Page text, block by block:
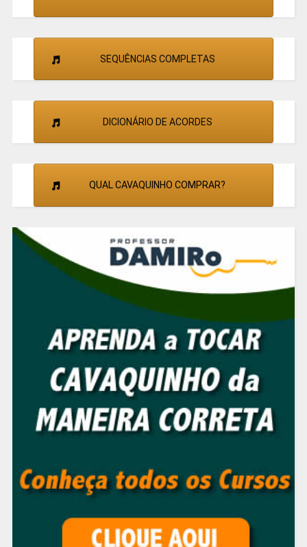
SEQUÊNCIAS COMPLETAS
DICIONÁRIO DE ACORDES
QUAL CAVAQUINHO COMPRAR?